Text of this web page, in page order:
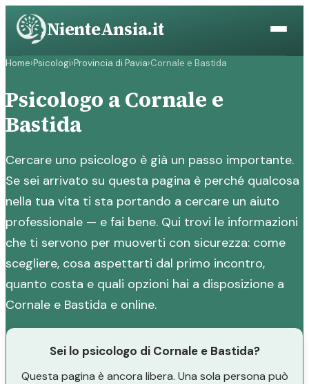
Vai
contenuto
NienteAnsia.it
Home›Psicologi›Provincia di Pavia›Cornale e Bastida
Psicologo a Cornale e
Bastida
Cercare uno psicologo è già un passo importante.
Se sei arrivato su questa pagina è perché qualcosa
nella tua vita ti sta portando a cercare un aiuto
professionale — e fai bene. Qui trovi le informazioni
che ti servono per muoverti con sicurezza: come
scegliere, cosa aspettarti dal primo incontro,
quanto costa e quali opzioni hai a disposizione a
Cornale e Bastida e online.
Sei lo psicologo di Cornale e Bastida?
Questa pagina è ancora libera. Una sola persona può